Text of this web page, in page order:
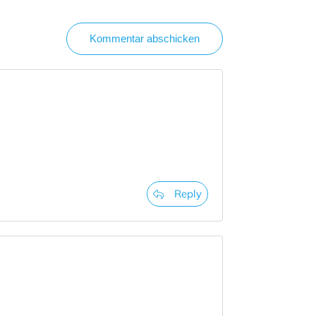
Kommentar abschicken
Reply